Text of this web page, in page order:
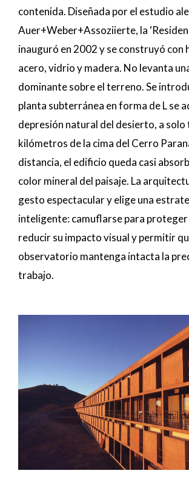
contenida. Diseñada por el estudio
Auer+Weber+Assoziierte, la
inauguró en 2002 y se construyó con
acero, vidrio y madera. No levanta
dominante sobre el terreno. Se
planta subterránea en forma de L se
depresión natural del desierto, a solo
kilómetros de la cima del Cerro
distancia, el edificio queda casi
color mineral del paisaje. La
gesto espectacular y elige una
inteligente: camuflarse para
reducir su impacto visual y permitir
observatorio mantenga intacta la
trabajo.